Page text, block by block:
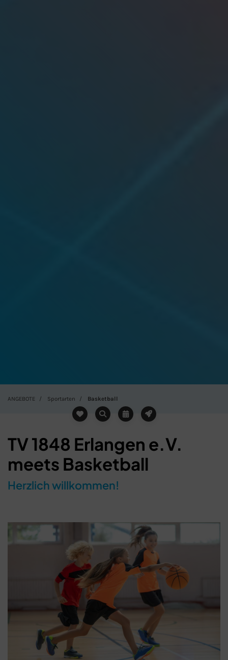
ANGEBOTE Sportarten Basketball
TV 1848 Erlangen e.V.
meets Basketball
Herzlich willkommen!